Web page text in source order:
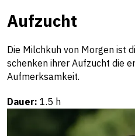
Aufzucht
Die Milchkuh von Morgen ist
schenken ihrer Aufzucht die
Aufmerksamkeit.
Dauer: 1.5 h